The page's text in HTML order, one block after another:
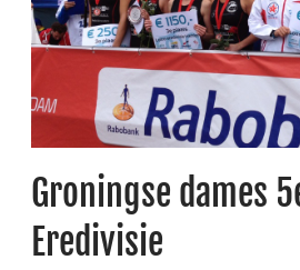
Groningse dames
Eredivisie